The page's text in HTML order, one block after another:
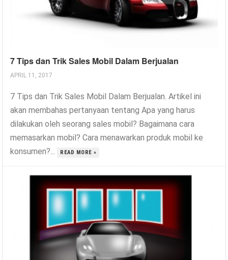
7 Tips dan Trik Sales Mobil Dalam Berjualan
APRIL 11, 2017
7 Tips dan Trik Sales Mobil Dalam Berjualan. Artikel ini
akan membahas pertanyaan tentang Apa yang harus
dilakukan oleh seorang sales mobil? Bagaimana cara
memasarkan mobil? Cara menawarkan produk mobil ke
konsumen?...
READ MORE »